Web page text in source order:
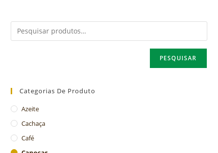
PESQUISAR
Categorias De Produto
Azeite
Cachaça
Café